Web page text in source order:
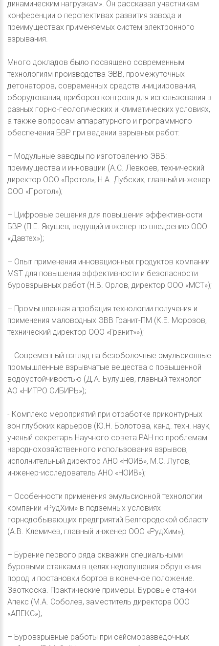
динамическим нагрузкам». Он рассказал участникам
конференции о перспективах развития завода и
преимуществах применяемых систем электронного
взрывания.
Много докладов было посвящено современным
технологиям производства ЭВВ, промежуточных
детонаторов, современных средств инициирования,
оборудования, приборов контроля для использования в
разных горно-геологических и климатических условиях,
а также вопросам аппаратурного и программного
обеспечения БВР при ведении взрывных работ:
– Модульные заводы по изготовлению ЭВВ:
преимущества и инновации (А.С. Левкоев, технический
директор ООО «Протол», Н.А. Дубских, главный инженер
ООО «Протол»);
– Цифровые решения для повышения эффективности
БВР (П.Е. Якушев, ведущий инженер по внедрению ООО
«Давтех»);
– Опыт применения инновационных продуктов компании
MST для повышения эффективности и безопасности
буровзрывных работ (Н.В. Орлов, директор ООО «МСТ»);
– Промышленная апробация технологии получения и
применения маловодных ЭВВ Гранит-ПМ (К.Е. Морозов,
технический директор ООО «Гранит»»);
– Современный взгляд на безоболочные эмульсионные
промышленные взрывчатые вещества с повышенной
водоустойчивостью (Д.А. Булушев, главный технолог
АО «НИТРО СИБИРЬ»);
- Комплекс мероприятий при отработке приконтурных
зон глубоких карьеров (Ю.Н. Болотова, канд. техн. наук,
ученый секретарь Научного совета РАН по проблемам
народнохозяйственного использования взрывов,
исполнительный директор АНО «НОИВ», М.С. Лугов,
инженер-исследователь АНО «НОИВ»);
– Особенности применения эмульсионной технологии
компании «РудХим» в подземных условиях
горнодобывающих предприятий Белгородской области
(А.В. Клемичев, главный инженер ООО «РудХим»);
– Бурение первого ряда скважин специальными
буровыми станками в целях недопущения обрушения
пород и постановки бортов в конечное положение.
Заоткоска. Практические примеры. Буровые станки
Апекс (М.А. Соболев, заместитель директора ООО
«АПЕКС»);
– Буровзрывные работы при сейсморазведочных